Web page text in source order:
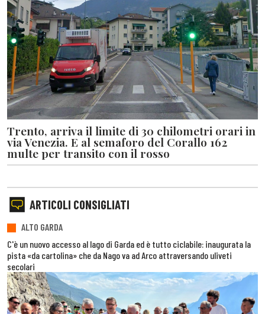
Trento, arriva il limite di 30 chilometri orari in
via Venezia. E al semaforo del Corallo 162
multe per transito con il rosso
ARTICOLI CONSIGLIATI
ALTO GARDA
C'è un nuovo accesso al lago di Garda ed è tutto ciclabile: inaugurata la
pista «da cartolina» che da Nago va ad Arco attraversando uliveti
secolari